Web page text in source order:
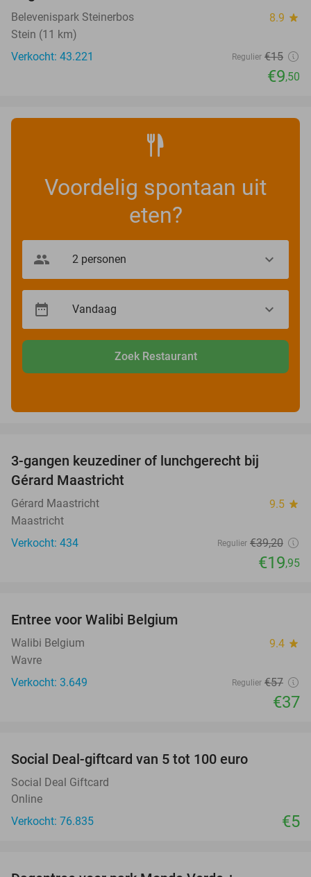
Belevenispark Steinerbos 8.9 star
Stein (11 km)
Verkocht: 43.221
Regulier €15
€9,50
Voordelig spontaan uit
eten?
Zoek Restaurant
3-gangen keuzediner of lunchgerecht bij
Gérard Maastricht
Gérard Maastricht 9.5 star
Maastricht
Verkocht: 434
Regulier €39,20
€19,95
Entree voor Walibi Belgium
Walibi Belgium 9.4 star
Wavre
Verkocht: 3.649
Regulier €57
€37
Social Deal-giftcard van 5 tot 100 euro
Social Deal Giftcard
Online
Verkocht: 76.835
€5